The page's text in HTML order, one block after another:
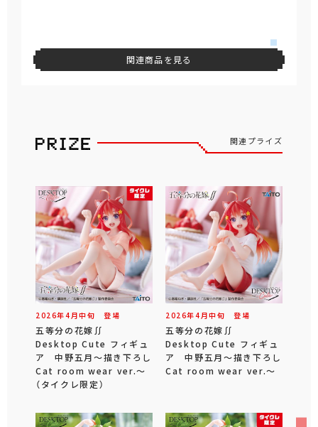
関連商品を見る
関連プライズ
2026年4 月中旬 登場
五等分の花嫁∬
Desktop Cute フィギュ
ア 中野五月～描き下ろし
Cat room wear ver.～
（タイクレ限定）
2026年4 月中旬 登場
五等分の花嫁∬
Desktop Cute フィギュ
ア 中野五月～描き下ろし
Cat room wear ver.～